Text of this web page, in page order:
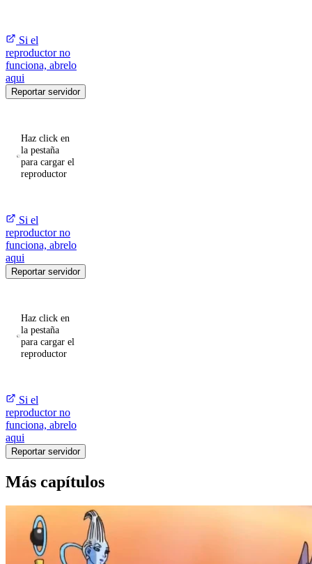
Si el
reproductor no
funciona, abrelo
aqui
Reportar servidor
Haz click en
la pestaña
para cargar el
reproductor
Si el
reproductor no
funciona, abrelo
aqui
Reportar servidor
Haz click en
la pestaña
para cargar el
reproductor
Si el
reproductor no
funciona, abrelo
aqui
Reportar servidor
Más capítulos